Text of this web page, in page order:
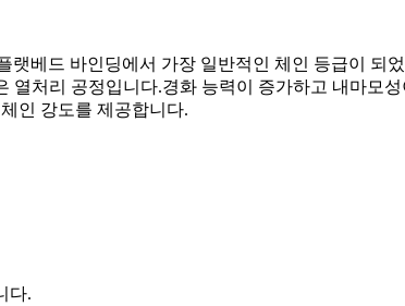
랫베드 바인딩에서 가장 일반적인 체인 등급이
처리 공정입니다.경화 능력이 증가하고 내마모
인 강도를 제공합니다.
다.